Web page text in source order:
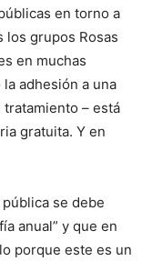
en torno a
los grupos Rosas
en muchas
adhesión a una
– está
gratuita. Y en
se debe
anual” y que en
porque este es un